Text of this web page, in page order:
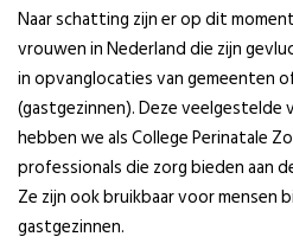
Naar schatting zijn er op dit
vrouwen in Nederland die zijn
in opvanglocaties van gemeenten
(gastgezinnen). Deze veelgestelde
hebben we als College Perinatale
professionals die zorg bieden aan
Ze zijn ook bruikbaar voor mensen
gastgezinnen.